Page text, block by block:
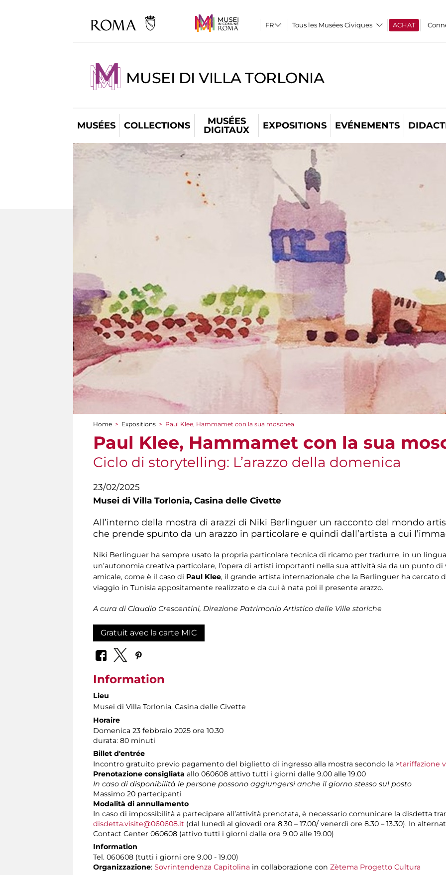
Tous les Musées Civiques ACHAT
MUSEI DI VILLA TORLONIA
MUSÉES COLLECTIONS
MUSÉES
DIGITAUX
EXPOSITIONS EVÉNEMENTS
You are here
Home > Expositions > Paul Klee, Hammamet con la sua moschea
Paul Klee, Hammamet con la sua
Ciclo di storytelling: L’arazzo della domenica
23/02/2025
Musei di Villa Torlonia, Casina delle Civette
All’interno della mostra di arazzi di Niki Berlinguer un racconto del mondo
che prende spunto da un arazzo in particolare e quindi dall’artista a cui
Niki Berlinguer ha sempre usato la propria particolare tecnica di ricamo per tradurre, in un
un’autonomia creativa particolare, l’opera di artisti importanti nella sua attività sia da un punto
amicale, come è il caso di Paul Klee, il grande artista internazionale che la Berlinguer ha cercato
viaggio in Tunisia appositamente realizzato e da cui è nata poi il presente arazzo.
A cura di Claudio Crescentini, Direzione Patrimonio Artistico delle Ville storiche
Gratuit avec la carte MIC
Information
Lieu
Musei di Villa Torlonia, Casina delle Civette
Horaire
Domenica 23 febbraio 2025 ore 10.30
durata: 80 minuti
Billet d'entrée
Incontro gratuito previo pagamento del biglietto di ingresso alla mostra secondo la >tariffazione
Prenotazione consigliata allo 060608 attivo tutti i giorni dalle 9.00 alle 19.00
In caso di disponibilità le persone possono aggiungersi anche il giorno stesso sul posto
Massimo 20 partecipanti
Modalità di annullamento
In caso di impossibilità a partecipare all’attività prenotata, è necessario comunicare la disdetta
disdetta.visite@060608.it (dal lunedì al giovedì ore 8.30 – 17.00/ venerdì ore 8.30 – 13.30). In
Contact Center 060608 (attivo tutti i giorni dalle ore 9.00 alle 19.00)
Information
Tel. 060608 (tutti i giorni ore 9.00 - 19.00)
Organizzazione: Sovrintendenza Capitolina in collaborazione con Zètema Progetto Cultura